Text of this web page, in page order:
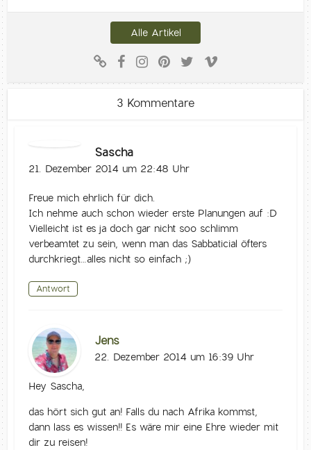
Alle Artikel
3 Kommentare
Sascha
21. Dezember 2014 um 22:48 Uhr
Freue mich ehrlich für dich.
Ich nehme auch schon wieder erste Planungen auf :D
Vielleicht ist es ja doch gar nicht soo schlimm
verbeamtet zu sein, wenn man das Sabbaticial öfters
durchkriegt…alles nicht so einfach ;)
Antwort
Jens
22. Dezember 2014 um 16:39 Uhr
Hey Sascha,
das hört sich gut an! Falls du nach Afrika kommst,
dann lass es wissen!! Es wäre mir eine Ehre wieder mit
dir zu reisen!